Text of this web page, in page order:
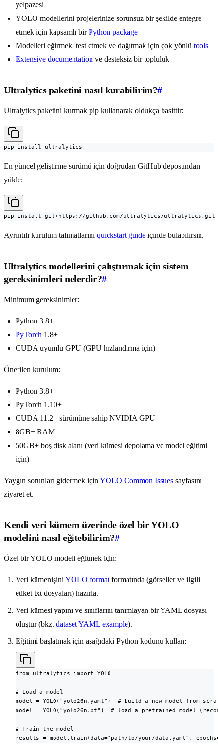
yelpazesi
YOLO modellerini projelerinize sorunsuz bir şekilde entegre
etmek için kapsamlı birPython package
Modelleri eğirmek, test etmek ve dağıtmak için çok yönlü tools
Extensive documentation ve desteksiz bir topluluk
Ultralytics paketini nasıl kurabilirim?#
Ultralytics paketini kurmak pip kullanarak oldukça basittir:
pip install ultralytics
En güncel geliştirme sürümü için doğrudan GitHub deposundan
yükle:
pip install git+https://github.com/ultralytics/ultralytics.git
Ayrıntılı kurulum talimatlarını quickstart guide içinde bulabilirsin.
Ultralytics modellerini çalıştırmak için sistem
gereksinimleri nelerdir?#
Minimum gereksinimler:
Python 3.8+
PyTorch 1.8+
CUDA uyumlu GPU (GPU hızlandırma için)
Önerilen kurulum:
Python 3.8+
PyTorch 1.10+
CUDA 11.2+ sürümüne sahip NVIDIA GPU
8GB+ RAM
50GB+ boş disk alanı (veri kümesi depolama ve model eğitimi
için)
Yaygın sorunları gidermek için YOLO Common Issues sayfasını
ziyaret et.
Kendi veri kümem üzerinde özel bir YOLO
modelini nasıl eğitebilirim?#
Özel bir YOLO modeli eğitmek için:
Veri kümenişini YOLO format formatında (görseller ve ilgili
etiket txt dosyaları) hazırla.
Veri kümesi yapını ve sınıflarını tanımlayan bir YAML dosyası
oluştur (bkz. dataset YAML example).
Eğitimi başlatmak için aşağıdaki Python kodunu kullan:
from ultralytics import YOLO
# Load a model
model = YOLO("yolo26n.yaml")  # build a new model from
model = YOLO("yolo26n.pt")  # load a pretrained model
# Train the model
results = model.train(data="path/to/your/data.yaml",